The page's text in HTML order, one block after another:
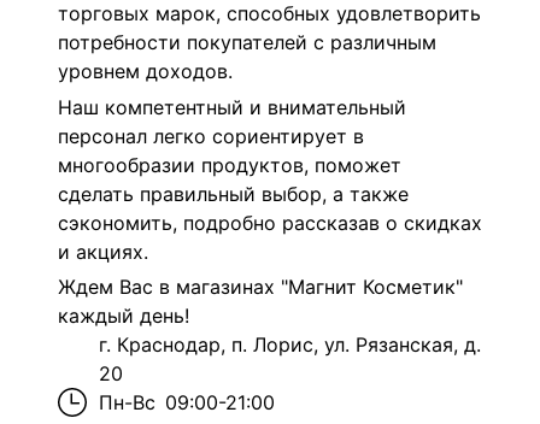
торговых марок, способных удовлетворить
потребности покупателей с различным
уровнем доходов.
Наш компетентный и внимательный
персонал легко сориентирует в
многообразии продуктов, поможет
сделать правильный выбор, а также
сэкономить, подробно рассказав о скидках
и акциях.
Ждем Вас в магазинах "Магнит Косметик"
каждый день!
г. Краснодар, п. Лорис, ул. Рязанская, д.
20
Пн-Вс 09:00-21:00